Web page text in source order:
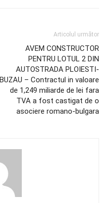
Articolul următor
AVEM CONSTRUCTOR
PENTRU LOTUL 2 DIN
AUTOSTRADA PLOIESTI-
BUZAU – Contractul in valoare
de 1,249 miliarde de lei fara
TVA a fost castigat de o
asociere romano-bulgara